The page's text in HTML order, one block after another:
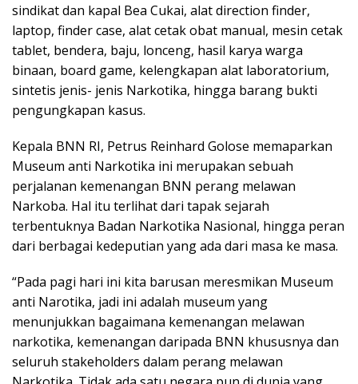
sindikat dan kapal Bea Cukai, alat direction finder,
laptop, finder case, alat cetak obat manual, mesin cetak
tablet, bendera, baju, lonceng, hasil karya warga
binaan, board game, kelengkapan alat laboratorium,
sintetis jenis- jenis Narkotika, hingga barang bukti
pengungkapan kasus.
Kepala BNN RI, Petrus Reinhard Golose memaparkan
Museum anti Narkotika ini merupakan sebuah
perjalanan kemenangan BNN perang melawan
Narkoba. Hal itu terlihat dari tapak sejarah
terbentuknya Badan Narkotika Nasional, hingga peran
dari berbagai kedeputian yang ada dari masa ke masa.
“Pada pagi hari ini kita barusan meresmikan Museum
anti Narotika, jadi ini adalah museum yang
menunjukkan bagaimana kemenangan melawan
narkotika, kemenangan daripada BNN khususnya dan
seluruh stakeholders dalam perang melawan